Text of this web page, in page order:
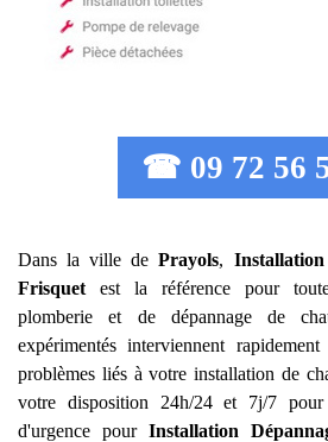
☎ 09 72 56
Dans la ville dePrayols,
Frisquet est la référence pour
plomberie et de dépannage de
expérimentés interviennent
problèmes liés à votre installation de
votre disposition 24h/24 et 7j/7
d'urgence pourInstallation